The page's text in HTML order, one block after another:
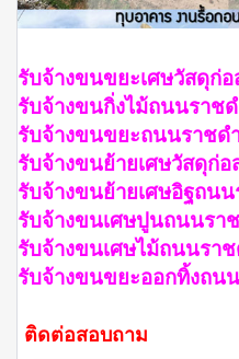
รับจ้างขนขยะเศษวัสดุก่
รับจ้างขนกิ่งไม้ถนนราช
รับจ้างขนขยะถนนราชด
รับจ้างขนย้ายเศษวัสดุก่
รับจ้างขนย้ายเศษอิฐถน
รับจ้างขนเศษปูนถนนรา
รับจ้างขนเศษไม้ถนนรา
รับจ้างขนขยะออกทิ้งถน
ติดต่อสอบถาม